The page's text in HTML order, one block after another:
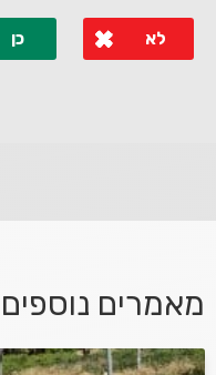
לא כן
מאמרים נוספים